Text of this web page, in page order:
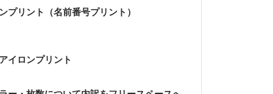
プリント（名前番号プリント）
イロンプリント